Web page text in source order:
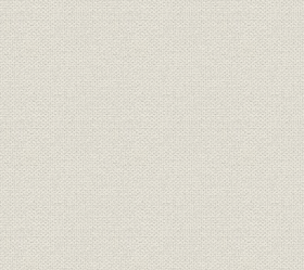
の取り組み
もとで
後の日本経済・国内市場
問題への対応
業」―社内改革の推進
ーションの急拡大